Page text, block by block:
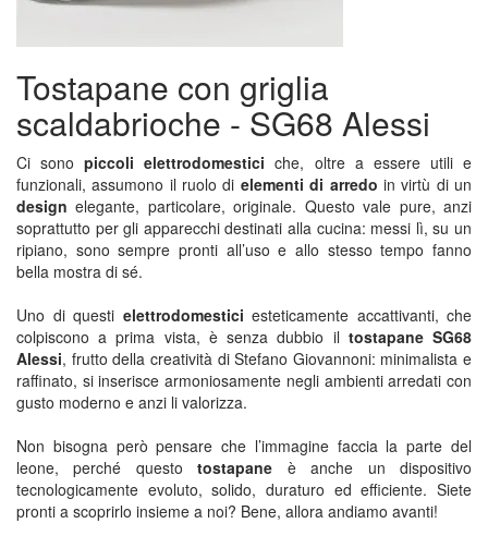
Tostapane con griglia
scaldabrioche - SG68 Alessi
Ci sonopiccoli elettrodomestici che, oltre a essere utili e
funzionali, assumono il ruolo di elementi di arredo in virtù di un
design elegante, particolare, originale. Questo vale pure, anzi
soprattutto per gli apparecchi destinati alla cucina: messi lì, su un
ripiano, sono sempre pronti all’uso e allo stesso tempo fanno
bella mostra di sé.
Uno di questi elettrodomestici esteticamente accattivanti, che
colpiscono a prima vista, è senza dubbio il tostapane SG68
Alessi, frutto della creatività di Stefano Giovannoni: minimalista e
raffinato, si inserisce armoniosamente negli ambienti arredati con
gusto moderno e anzi li valorizza.
Non bisogna però pensare che l’immagine faccia la parte del
leone, perché questotostapane è anche un dispositivo
tecnologicamente evoluto, solido, duraturo ed efficiente. Siete
pronti a scoprirlo insieme a noi? Bene, allora andiamo avanti!